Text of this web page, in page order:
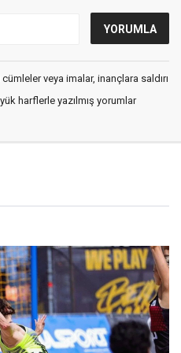
veya imalar, inançlara saldırı
harflerle yazılmış yorumlar